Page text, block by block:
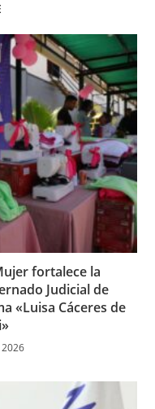
fortalece la
Judicial de
«Luisa Cáceres de